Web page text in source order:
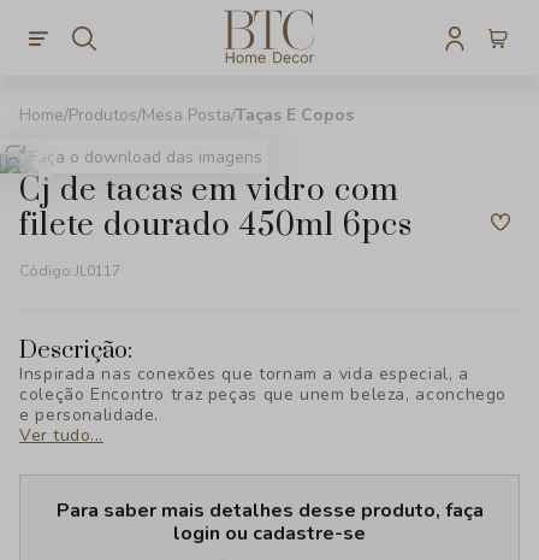
Produtos Mesa Posta Taças E Copos
Faça o download das imagens
cj de tacas em vidro com
filete dourado 450ml 6pcs
Código:JL0117
Descrição:
Inspirada nas conexões que tornam a vida especial, a
coleção Encontro traz peças que unem beleza, aconchego
e personalidade.
Ver tudo...
Para saber mais detalhes desse produto, faça
login ou cadastre-se